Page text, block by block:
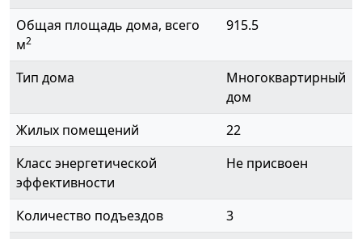
Общая площадь дома, всего
м2
915.5
Тип дома
Многоквартирный
дом
Жилых помещений
22
Класс энергетической
эффективности
Не присвоен
Количество подъездов
3